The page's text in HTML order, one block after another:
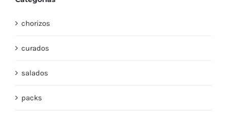
chorizos
curados
salados
packs